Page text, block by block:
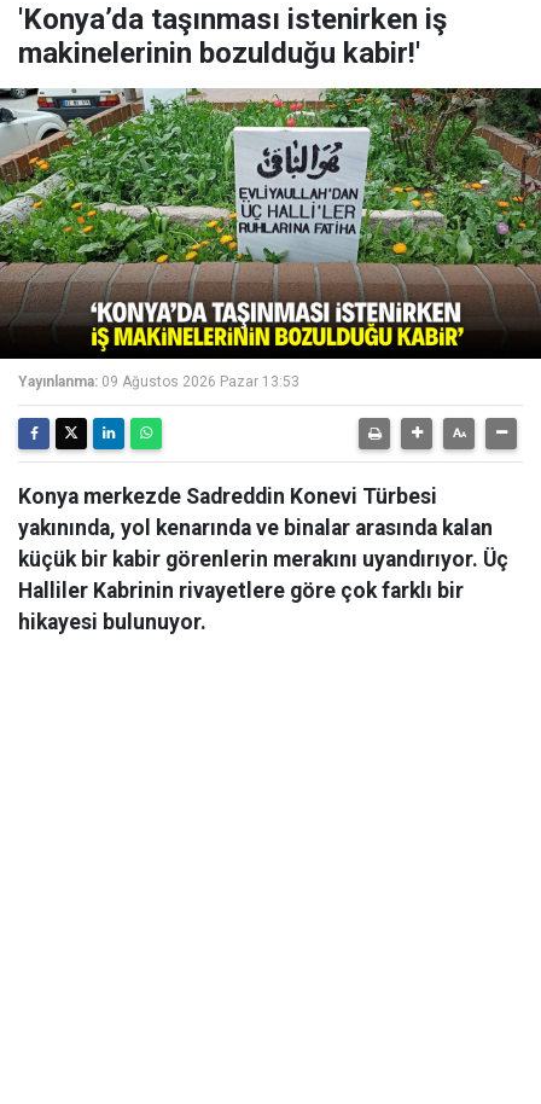
'Konya’da taşınması istenirken iş
makinelerinin bozulduğu kabir!'
Yayınlanma: 09 Ağustos 2026 Pazar 13:53
Konya merkezde Sadreddin Konevi Türbesi
yakınında, yol kenarında ve binalar arasında kalan
küçük bir kabir görenlerin merakını uyandırıyor. Üç
Halliler Kabrinin rivayetlere göre çok farklı bir
hikayesi bulunuyor.